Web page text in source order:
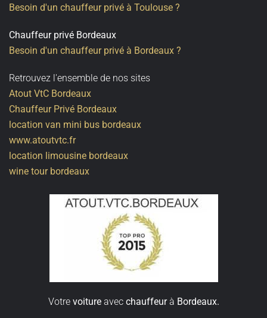
Besoin d'un chauffeur privé à Toulouse ?
Chauffeur privé Bordeaux
Besoin d'un chauffeur privé à Bordeaux ?
Retrouvez l'ensemble de nos sites
Atout VtC Bordeaux
Chauffeur Privé Bordeaux
location van mini bus bordeaux
www.atoutvtc.fr
location limousine bordeaux
wine tour bordeaux
Votre voitureavec chauffeurà Bordeaux.